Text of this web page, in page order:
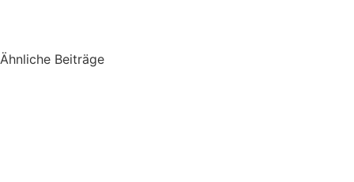
Ähnliche Beiträge